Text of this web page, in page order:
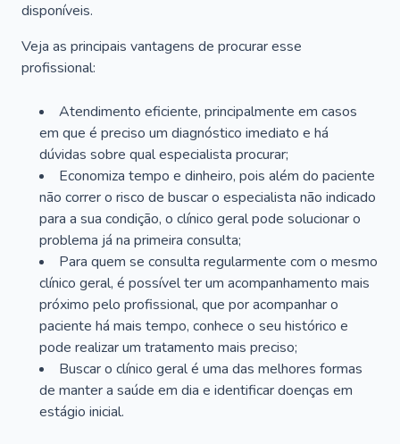
disponíveis.
Veja as principais vantagens de procurar esse
profissional:
Atendimento eficiente, principalmente em casos
em que é preciso um diagnóstico imediato e há
dúvidas sobre qual especialista procurar;
Economiza tempo e dinheiro, pois além do paciente
não correr o risco de buscar o especialista não indicado
para a sua condição, o clínico geral pode solucionar o
problema já na primeira consulta;
Para quem se consulta regularmente com o mesmo
clínico geral, é possível ter um acompanhamento mais
próximo pelo profissional, que por acompanhar o
paciente há mais tempo, conhece o seu histórico e
pode realizar um tratamento mais preciso;
Buscar o clínico geral é uma das melhores formas
de manter a saúde em dia e identificar doenças em
estágio inicial.